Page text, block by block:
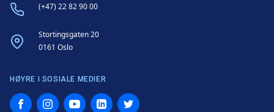
Phone(+47) 22 82 90 00
AddressStortingsgaten 20
0161 Oslo
HØYRE I SOSIALE MEDIER
FacebookInstagramYouTubeLinkedInTwitter